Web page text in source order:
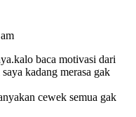
baca motivasi dari
kadang merasa gak
cewek semua gak